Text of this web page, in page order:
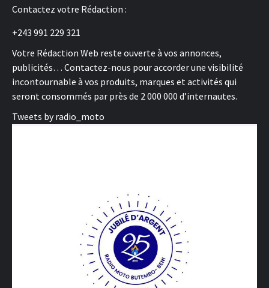
Contactez votre Rédaction :
+243 991 229 321
Votre Rédaction Web reste ouverte à vos annonces,
publicités… Contactez-nous pour accorder une visibilité
incontournable à vos produits, marques et activités qui
seront consommés par près de 2 000 000 d’internautes.
Tweets by radio_moto